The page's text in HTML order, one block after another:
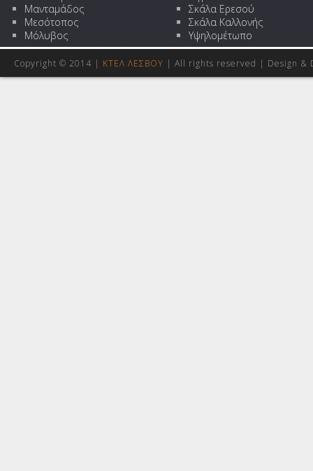
Μανταμάδος
Μεσότοπος
Μόλυβος
Σκάλα Ερεσού
Σκάλα Καλλονής
Υψηλομέτωπο
Copyright © 2014 | ΚΤΕΛ ΛΕΣΒΟΥ | All rights reserved | Design &